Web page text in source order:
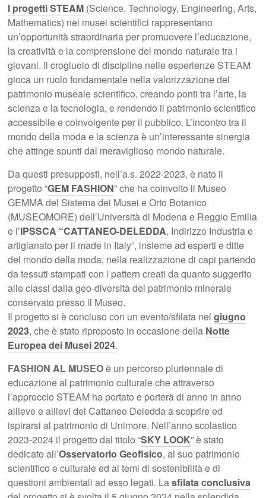
I progetti STEAM (Science, Technology, Engineering, Arts,
Mathematics) nei musei scientifici rappresentano
un’opportunità straordinaria per promuovere l’educazione,
la creatività e la comprensione del mondo naturale tra i
giovani. Il crogiuolo di discipline nelle esperienze STEAM
gioca un ruolo fondamentale nella valorizzazione del
patrimonio museale scientifico, creando ponti tra l’arte, la
scienza e la tecnologia, e rendendo il patrimonio scientifico
accessibile e coinvolgente per il pubblico. L’incontro tra il
mondo della moda e la scienza è un’interessante sinergia
che attinge spunti dal meraviglioso mondo naturale.
Da questi presupposti, nell’a.s. 2022-2023, è nato il
progetto “GEM FASHION” che ha coinvolto il Museo
GEMMA del Sistema dei Musei e Orto Botanico
(MUSEOMORE) dell’Università di Modena e Reggio Emilia
e l’IPSSCA “CATTANEO-DELEDDA, Indirizzo Industria e
artigianato per il made in Italy”, insieme ad esperti e ditte
del mondo della moda, nella realizzazione di capi partendo
da tessuti stampati con i pattern creati da quanto suggerito
alle classi dalla geo-diversità del patrimonio minerale
conservato presso il Museo.
Il progetto si è concluso con un evento/sfilata nelgiugno
2023, che è stato riproposto in occasione della Notte
Europea dei Musei 2024.
FASHION AL MUSEOè un percorso pluriennale di
educazione al patrimonio culturale che attraverso
l’approccio STEAM ha portato e porterà di anno in anno
allieve e allievi del Cattaneo Deledda a scoprire ed
ispirarsi al patrimonio di Unimore. Nell’anno scolastico
2023-2024 il progetto dal titolo “SKY LOOK” è stato
dedicato all’Osservatorio Geofisico, al suo patrimonio
scientifico e culturale ed ai temi di sostenibilità e di
questioni ambientali ad esso legati. Lasfilata conclusiva